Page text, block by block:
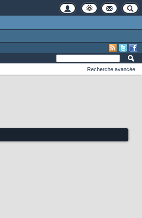
Recherche avancée